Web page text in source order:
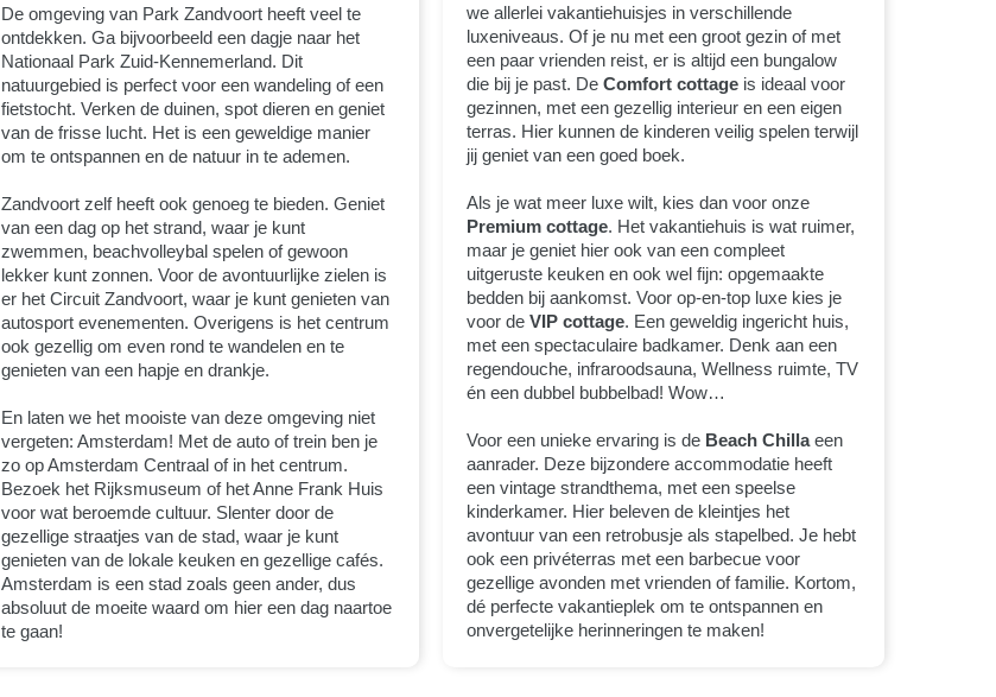
De omgeving van Park Zandvoort heeft veel te
ontdekken. Ga bijvoorbeeld een dagje naar het
Nationaal Park Zuid-Kennemerland. Dit
natuurgebied is perfect voor een wandeling of een
fietstocht. Verken de duinen, spot dieren en geniet
van de frisse lucht. Het is een geweldige manier
om te ontspannen en de natuur in te ademen.
Zandvoort zelf heeft ook genoeg te bieden. Geniet
van een dag op het strand, waar je kunt
zwemmen, beachvolleybal spelen of gewoon
lekker kunt zonnen. Voor de avontuurlijke zielen is
er het Circuit Zandvoort, waar je kunt genieten van
autosport evenementen. Overigens is het centrum
ook gezellig om even rond te wandelen en te
genieten van een hapje en drankje.
En laten we het mooiste van deze omgeving niet
vergeten: Amsterdam! Met de auto of trein ben je
zo op Amsterdam Centraal of in het centrum.
Bezoek het Rijksmuseum of het Anne Frank Huis
voor wat beroemde cultuur. Slenter door de
gezellige straatjes van de stad, waar je kunt
genieten van de lokale keuken en gezellige cafés.
Amsterdam is een stad zoals geen ander, dus
absoluut de moeite waard om hier een dag naartoe
te gaan!
we allerlei vakantiehuisjes in verschillende
luxeniveaus. Of je nu met een groot gezin of met
een paar vrienden reist, er is altijd een bungalow
die bij je past. De Comfort cottageis ideaal voor
gezinnen, met een gezellig interieur en een eigen
terras. Hier kunnen de kinderen veilig spelen terwijl
jij geniet van een goed boek.
Als je wat meer luxe wilt, kies dan voor onze
Premium cottage. Het vakantiehuis is wat ruimer,
maar je geniet hier ook van een compleet
uitgeruste keuken en ook wel fijn: opgemaakte
bedden bij aankomst. Voor op-en-top luxe kies je
voor de VIP cottage. Een geweldig ingericht huis,
met een spectaculaire badkamer. Denk aan een
regendouche, infraroodsauna, Wellness ruimte, TV
én een dubbel bubbelbad! Wow…
Voor een unieke ervaring is de Beach Chillaeen
aanrader. Deze bijzondere accommodatie heeft
een vintage strandthema, met een speelse
kinderkamer. Hier beleven de kleintjes het
avontuur van een retrobusje als stapelbed. Je hebt
ook een privéterras met een barbecue voor
gezellige avonden met vrienden of familie. Kortom,
dé perfecte vakantieplek om te ontspannen en
onvergetelijke herinneringen te maken!